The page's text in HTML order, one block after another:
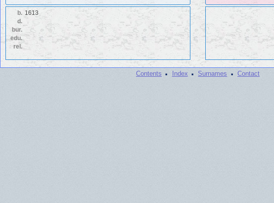
b. 1613
d.
bur.
edu.
rel.
Contents · Index · Surnames · Contact